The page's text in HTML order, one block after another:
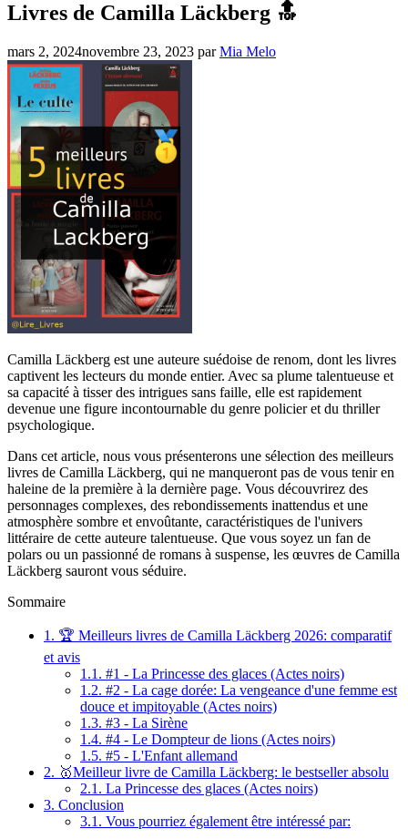
Livres de Camilla Läckberg 🔝
mars 2, 2024novembre 23, 2023 parMia Melo
Camilla Läckberg est une auteure suédoise de renom, dont les livres
captivent les lecteurs du monde entier. Avec sa plume talentueuse et
sa capacité à tisser des intrigues sans faille, elle est rapidement
devenue une figure incontournable du genre policier et du thriller
psychologique.
Dans cet article, nous vous présenterons une sélection des meilleurs
livres de Camilla Läckberg, qui ne manqueront pas de vous tenir en
haleine de la première à la dernière page. Vous découvrirez des
personnages complexes, des rebondissements inattendus et une
atmosphère sombre et envoûtante, caractéristiques de l'univers
littéraire de cette auteure talentueuse. Que vous soyez un fan de
polars ou un passionné de romans à suspense, les œuvres de Camilla
Läckberg sauront vous séduire.
Sommaire
1. 🏆 Meilleurs livres de Camilla Läckberg 2026: comparatif
et avis
1.1. #1 - La Princesse des glaces (Actes noirs)
1.2. #2 - La cage dorée: La vengeance d'une femme est
douce et impitoyable (Actes noirs)
1.3. #3 - La Sirène
1.4. #4 - Le Dompteur de lions (Actes noirs)
1.5. #5 - L'Enfant allemand
2. 🥇Meilleur livre de Camilla Läckberg: le bestseller absolu
2.1. La Princesse des glaces (Actes noirs)
3. Conclusion
3.1. Vous pourriez également être intéressé par: